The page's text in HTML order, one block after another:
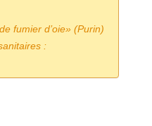
fumier d’oie» (Purin)
: